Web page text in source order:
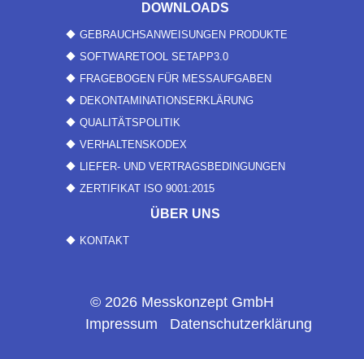
DOWNLOADS
GEBRAUCHSANWEISUNGEN PRODUKTE
SOFTWARETOOL SETAPP3.0
FRAGEBOGEN FÜR MESSAUFGABEN
DEKONTAMINATIONSERKLÄRUNG
QUALITÄTSPOLITIK
VERHALTENSKODEX
LIEFER- UND VERTRAGSBEDINGUNGEN
ZERTIFIKAT ISO 9001:2015
ÜBER UNS
KONTAKT
© 2026 Messkonzept GmbH
Impressum
Datenschutzerklärung